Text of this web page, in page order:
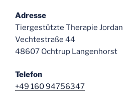
Adresse
Tiergestützte Therapie Jordan
Vechtestraße 44
48607 Ochtrup Langenhorst
Telefon
+49 160 94756347